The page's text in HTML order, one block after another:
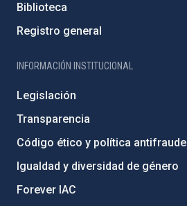
Biblioteca
Registro general
INFORMACIÓN INSTITUCIONAL
Legislación
Transparencia
Código ético y política antifraude
Igualdad y diversidad de género
Forever IAC